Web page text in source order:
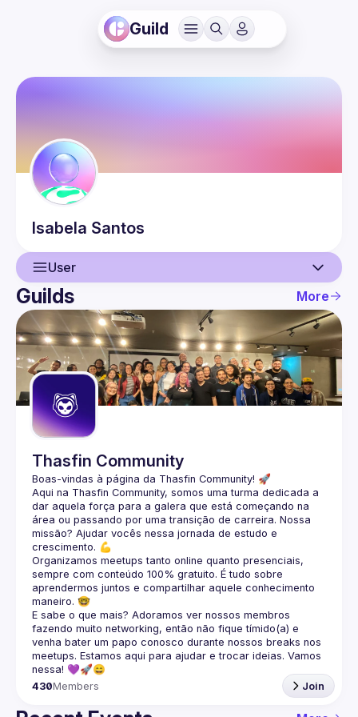
Guild
Isabela Santos
User
User
Events
Guilds
Guilds More
Thasfin Community
Boas-vindas à página da Thasfin Community! 🚀
Aqui na Thasfin Community, somos uma turma dedicada a
dar aquela força para a galera que está começando na
área ou passando por uma transição de carreira. Nossa
missão? Ajudar vocês nessa jornada de estudo e
crescimento. 💪
Organizamos meetups tanto online quanto presenciais,
sempre com conteúdo 100% gratuito. É tudo sobre
aprendermos juntos e compartilhar aquele conhecimento
maneiro. 🤓
E sabe o que mais? Adoramos ver nossos membros
fazendo muito networking, então não fique tímido(a) e
venha bater um papo conosco durante nossos breaks nos
meetups. Estamos aqui para ajudar e trocar ideias. Vamos
nessa! 💜🚀😄
430Members Join